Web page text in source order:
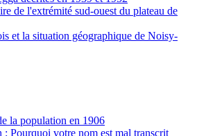
de l'extrémité sud-ouest du plateau de
et la situation géographique de Noisy-
la population en 1906
Pourquoi votre nom est mal transcrit